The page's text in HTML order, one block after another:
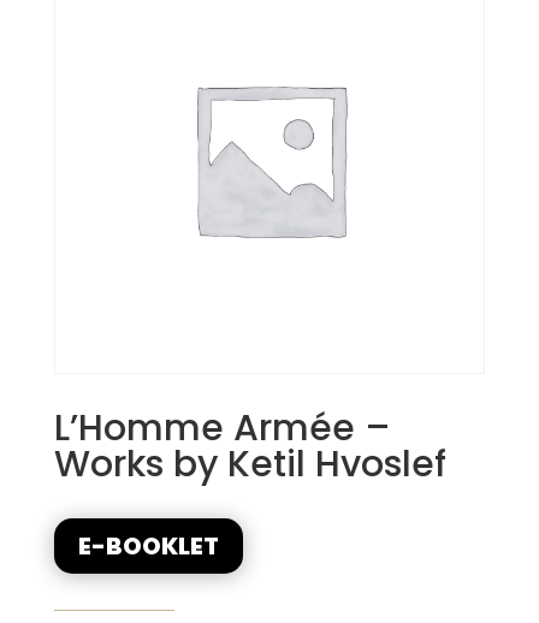
L’Homme Armée –
Works by Ketil Hvoslef
E-BOOKLET